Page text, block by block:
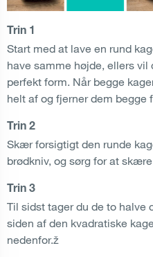
Trin 1
Start med at lave en rund
have samme højde, ellers vil
perfekt form. Når begge
helt af og fjerner dem begge
Trin 2
Skær forsigtigt den runde
brødkniv, og sørg for at
Trin 3
Til sidst tager du de to
siden af den kvadratiske
nedenfor.ž